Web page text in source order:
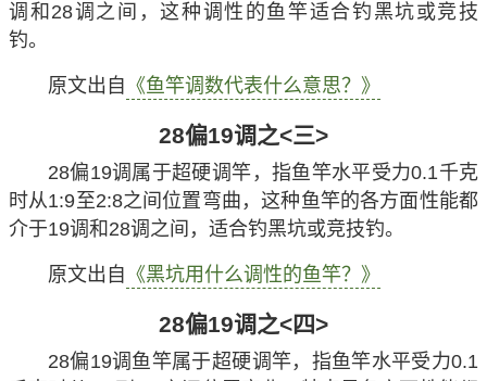
调和28调之间，这种调性的鱼竿适合钓黑坑或竞技
钓。
原文出自 《鱼竿调数代表什么意思？》
28偏19调之<三>
28偏19调属于超硬调竿，指鱼竿水平受力0.1千克
时从1:9至2:8之间位置弯曲，这种鱼竿的各方面性能都
介于19调和28调之间，适合钓黑坑或竞技钓。
原文出自 《黑坑用什么调性的鱼竿？》
28偏19调之<四>
28偏19调鱼竿属于超硬调竿，指鱼竿水平受力0.1